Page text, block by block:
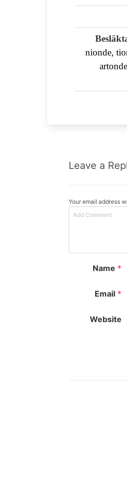
nionde,
Leave a
Your email address
Name *
Email *
Website